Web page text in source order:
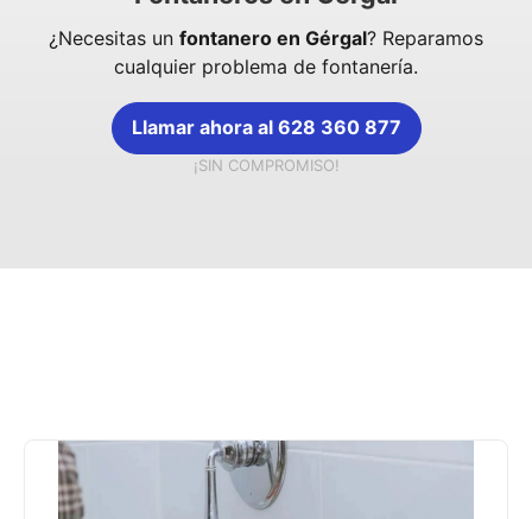
¿Necesitas un fontanero en Gérgal? Reparamos
cualquier problema de fontanería.
Llamar ahora al 628 360 877
¡SIN COMPROMISO!